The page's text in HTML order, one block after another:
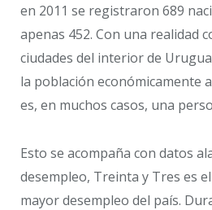
en 2011 se registraron 689
apenas 452. Con una realidad
ciudades del interior de
la población económicamente
es, en muchos casos, una
Esto se acompaña con datos
desempleo, Treinta y Tres es
mayor desempleo del país.